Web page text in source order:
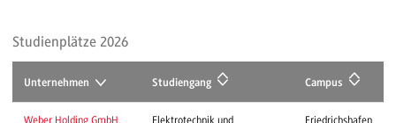
Studienplätze 2026
Unternehmen Studiengang Campus
Weber Holding GmbH
Elektrotechnik und
Friedrichshafen